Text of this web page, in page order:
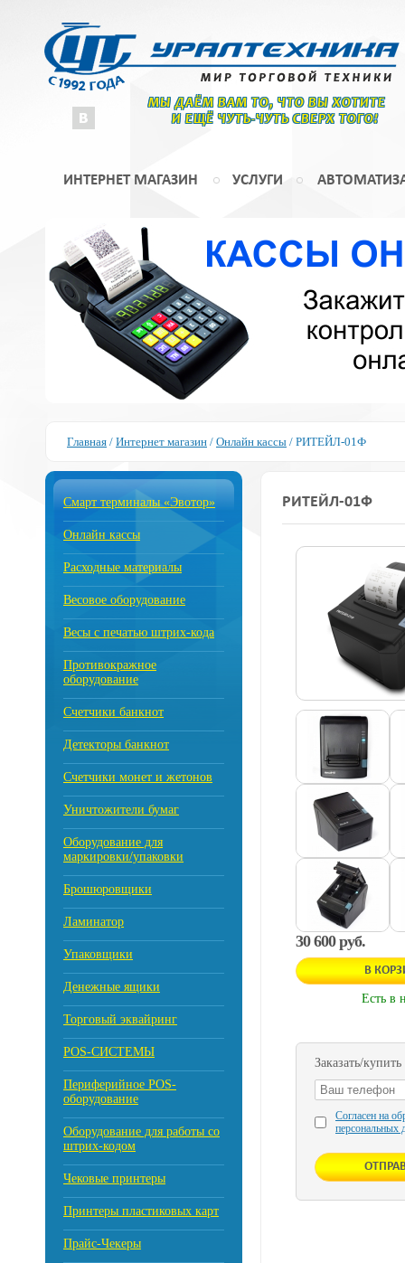
МЫ ДАЁМ ВАМ ТО, ЧТО ВЫ ХОТИТЕ
И ЕЩЁ ЧУТЬ-ЧУТЬ СВЕРХ ТОГО!
ИНТЕРНЕТ МАГАЗИН УСЛУГИ
Главная / Интернет магазин / Онлайн кассы / РИТЕЙЛ-01Ф
Смарт терминалы «Эвотор»
Онлайн кассы
Расходные материалы
Весовое оборудование
Весы с печатью штрих-кода
Противокражное
оборудование
Счетчики банкнот
Детекторы банкнот
Счетчики монет и жетонов
Уничтожители бумаг
Оборудование для
маркировки/упаковки
Брошюровщики
Ламинатор
Упаковщики
Денежные ящики
Торговый эквайринг
POS-СИСТЕМЫ
Периферийное POS-
оборудование
Оборудование для работы со
штрих-кодом
Чековые принтеры
Принтеры пластиковых карт
Прайс-Чекеры
РИТЕЙЛ-01Ф
30 600 руб.
В
Есть в
Заказать/
Согласен на
персональных